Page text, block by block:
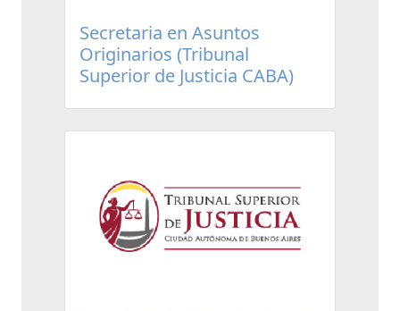
Secretaria en Asuntos
Originarios (Tribunal
Superior de Justicia CABA)